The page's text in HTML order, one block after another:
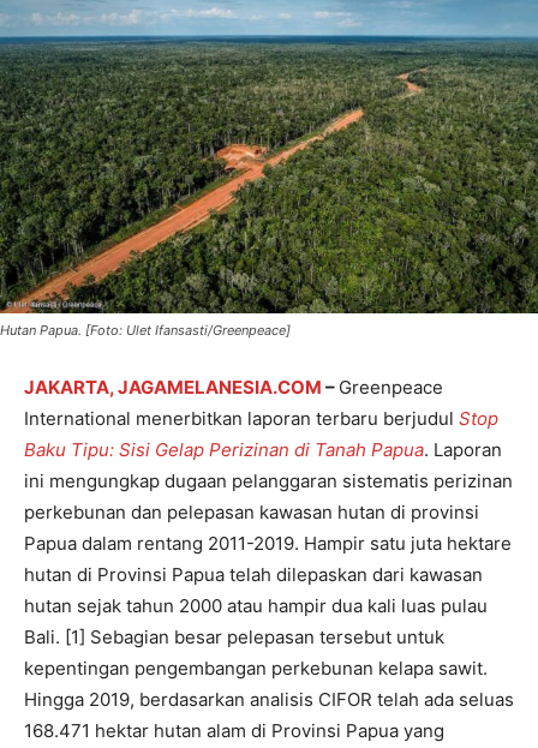
Hutan Papua. [Foto: Ulet Ifansasti/Greenpeace]
JAKARTA, JAGAMELANESIA.COM – Greenpeace
International menerbitkan laporan terbaru berjudul Stop
Baku Tipu: Sisi Gelap Perizinan di Tanah Papua. Laporan
ini mengungkap dugaan pelanggaran sistematis perizinan
perkebunan dan pelepasan kawasan hutan di provinsi
Papua dalam rentang 2011-2019. Hampir satu juta hektare
hutan di Provinsi Papua telah dilepaskan dari kawasan
hutan sejak tahun 2000 atau hampir dua kali luas pulau
Bali. [1] Sebagian besar pelepasan tersebut untuk
kepentingan pengembangan perkebunan kelapa sawit.
Hingga 2019, berdasarkan analisis CIFOR telah ada seluas
168.471 hektar hutan alam di Provinsi Papua yang